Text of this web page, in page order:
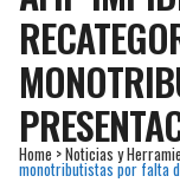
Home >Noticias y
monotributistas por falta